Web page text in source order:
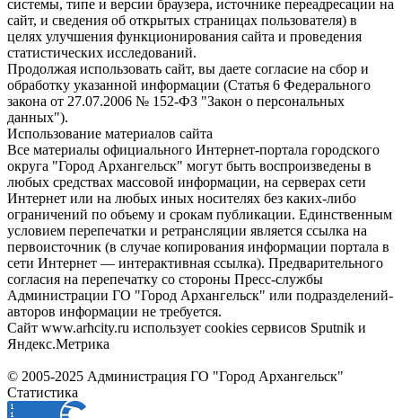
системы, типе и версии браузера, источнике переадресации на
сайт, и сведения об открытых страницах пользователя) в
целях улучшения функционирования сайта и проведения
статистических исследований.
Продолжая использовать сайт, вы даете согласие на сбор и
обработку указанной информации (Статья 6 Федерального
закона от 27.07.2006 № 152-ФЗ "Закон о персональных
данных").
Использование материалов сайта
Все материалы официального Интернет-портала городского
округа "Город Архангельск" могут быть воспроизведены в
любых средствах массовой информации, на серверах сети
Интернет или на любых иных носителях без каких-либо
ограничений по объему и срокам публикации. Единственным
условием перепечатки и ретрансляции является ссылка на
первоисточник (в случае копирования информации портала в
сети Интернет — интерактивная ссылка). Предварительного
согласия на перепечатку со стороны Пресс-службы
Администрации ГО "Город Архангельск" или подразделений-
авторов информации не требуется.
Сайт www.arhcity.ru использует cookies сервисов Sputnik и
Яндекс.Метрика
© 2005-2025 Администрация ГО "Город Архангельск"
Статистика